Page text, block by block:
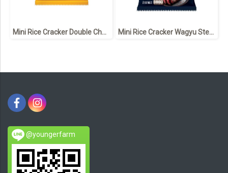
Mini Rice Cracker Double Cheese 60 g ข้าวแต๋น มินิ รสดับเบิ้ลชีส 60 กรัม Mini Rice Cracker Wagyu Steak flavor 60 g ข้าวแต๋น มินิ รสสเต็กวากิว 60 กรัม
@youngerfarm